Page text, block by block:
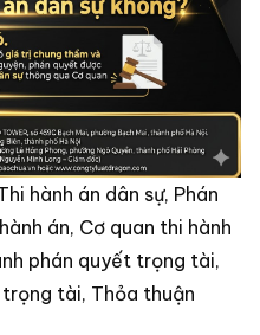
hành án dân sự, Phán
án, Cơ quan thi hành
phán quyết trọng tài,
tài, Thỏa thuận